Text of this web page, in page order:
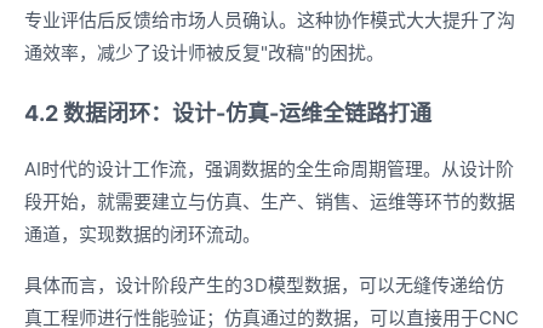
专业评估后反馈给市场人员确认。这种协作模式大大提升了沟
通效率，减少了设计师被反复"改稿"的困扰。
4.2 数据闭环：设计-仿真-运维全链路打通
AI时代的设计工作流，强调数据的全生命周期管理。从设计阶
段开始，就需要建立与仿真、生产、销售、运维等环节的数据
通道，实现数据的闭环流动。
具体而言，设计阶段产生的3D模型数据，可以无缝传递给仿
真工程师进行性能验证；仿真通过的数据，可以直接用于CNC